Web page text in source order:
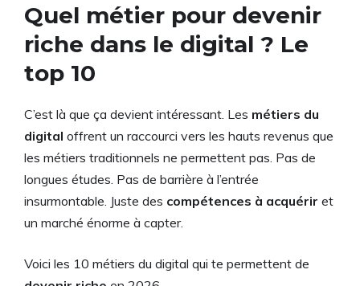
Quel métier pour devenir
riche dans le digital ? Le
top 10
C’est là que ça devient intéressant. Les métiers du
digital offrent un raccourci vers les hauts revenus que
les métiers traditionnels ne permettent pas. Pas de
longues études. Pas de barrière à l’entrée
insurmontable. Juste des compétences à acquérir et
un marché énorme à capter.
Voici les 10 métiers du digital qui te permettent de